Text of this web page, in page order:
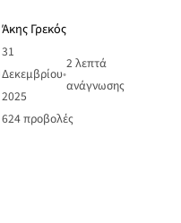
Άκης Γρεκός
31
Δεκεμβρίου
2025
•
2 λεπτά
ανάγνωσης
624προβολές